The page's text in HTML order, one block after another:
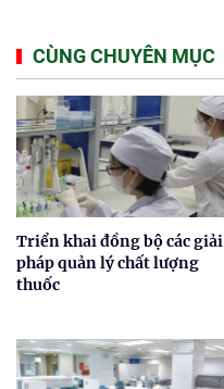
CÙNG CHUYÊN MỤC
Triển khai đồng bộ các giải
pháp quản lý chất lượng
thuốc